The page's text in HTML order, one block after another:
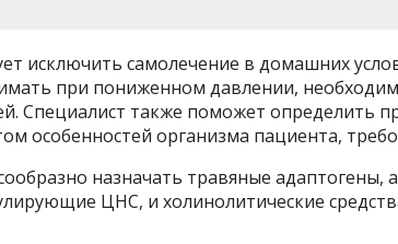
исключить самолечение в домашних
при пониженном давлении,
Специалист также поможет определить
особенностей организма пациента,
назначать травяные
ЦНС, и холинолитические